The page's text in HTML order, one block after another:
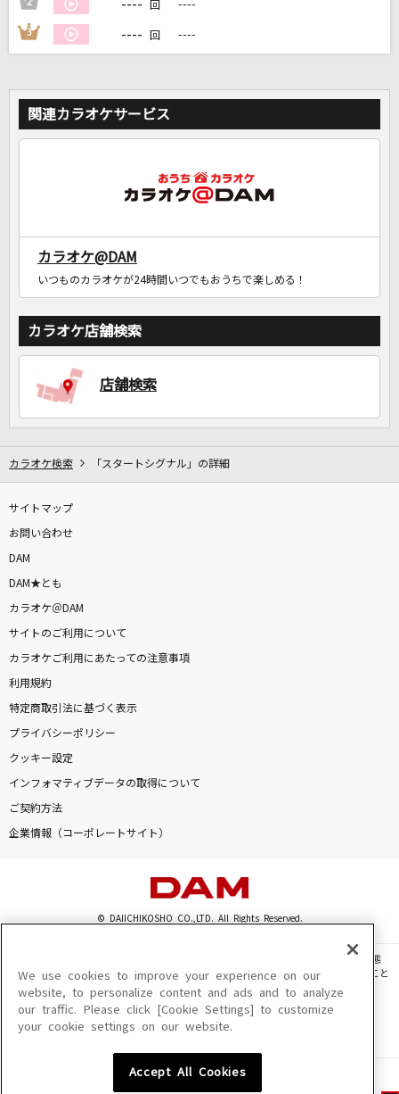
2 ---- 回 ----
3 ---- 回 ----
関連カラオケサービス
カラオケ@DAM
いつものカラオケが24時間いつでもおうちで楽しめる！
カラオケ店舗検索
店舗検索
カラオケ検索 「スタートシグナル」の詳細
サイトマップ
お問い合わせ
DAM
DAM★とも
カラオケ＠DAM
サイトのご利用について
カラオケご利用にあたっての注意事項
利用規約
特定商取引法に基づく表示
プライバシーポリシー
クッキー設定
インフォマティブデータの取得について
ご契約方法
企業情報（コーポレートサイト）
© DAIICHIKOSHO CO.,LTD. All Rights Reserved.
このサイトに掲載されている一切の文章・画像・写真・動画・音声等を、手段や形態
を問わず、著作権法の定める範囲を超えて無断で複製、転載、ファイル化などすること
を禁じます。
楽曲及びコンテンツは、機種によりご利用いただけない場合があります。
楽曲及びコンテンツの配信日、配信内容が変更になる場合があります。
We use cookies to improve your experience on our
website, to personalize content and ads and to analyze
our traffic. Please click [Cookie Settings] to customize
your cookie settings on our website.
Accept All Cookies